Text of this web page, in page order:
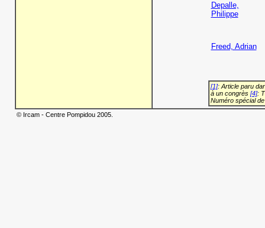
Depalle,
Philippe
Freed, Adrian
[1]: Article paru
à un congrès [4]:
Numéro spécial
© Ircam - Centre Pompidou 2005.